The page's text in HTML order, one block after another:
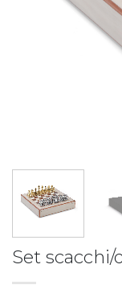
Piatto fondo
19,50
Set